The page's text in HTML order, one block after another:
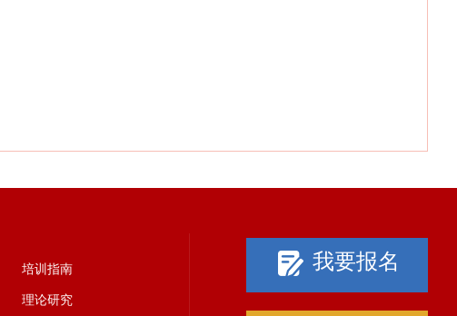
培训指南
理论研究
我要报名